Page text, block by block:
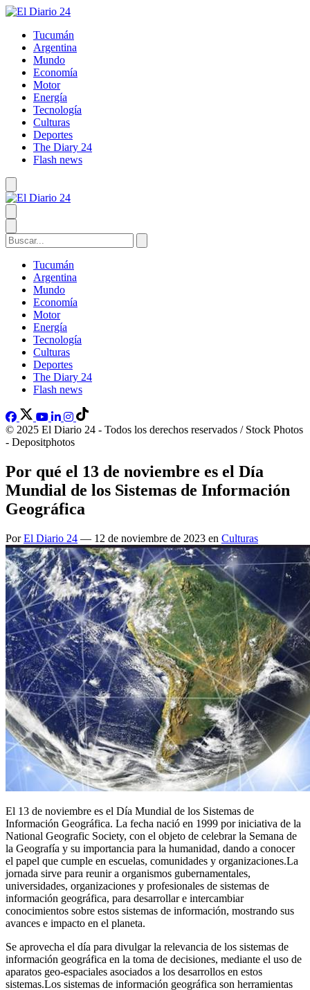
Tucumán
Argentina
Mundo
Economía
Motor
Energía
Tecnología
Culturas
Deportes
The Diary 24
Flash news
Tucumán
Argentina
Mundo
Economía
Motor
Energía
Tecnología
Culturas
Deportes
The Diary 24
Flash news
© 2025 El Diario 24 - Todos los derechos reservados / Stock Photos
- Depositphotos
Por qué el 13 de noviembre es el Día
Mundial de los Sistemas de Información
Geográfica
PorEl Diario 24 — 12 de noviembre de 2023 en Culturas
El 13 de noviembre es el Día Mundial de los Sistemas de
Información Geográfica. La fecha nació en 1999 por iniciativa de la
National Geografic Society, con el objeto de celebrar la Semana de
la Geografía y su importancia para la humanidad, dando a conocer
el papel que cumple en escuelas, comunidades y organizaciones.La
jornada sirve para reunir a organismos gubernamentales,
universidades, organizaciones y profesionales de sistemas de
información geográfica, para desarrollar e intercambiar
conocimientos sobre estos sistemas de información, mostrando sus
avances e impacto en el planeta.
Se aprovecha el día para divulgar la relevancia de los sistemas de
información geográfica en la toma de decisiones, mediante el uso de
aparatos geo-espaciales asociados a los desarrollos en estos
sistemas.Los sistemas de información geográfica son herramientas